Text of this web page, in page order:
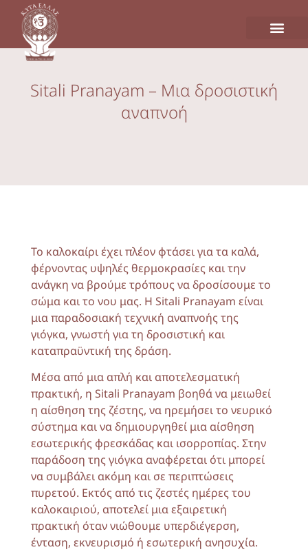
Sitali Pranayam – Μια δροσιστική
αναπνοή
Το καλοκαίρι έχει πλέον φτάσει για τα καλά,
φέρνοντας υψηλές θερμοκρασίες και την
ανάγκη να βρούμε τρόπους να δροσίσουμε το
σώμα και το νου μας. Η Sitali Pranayam είναι
μια παραδοσιακή τεχνική αναπνοής της
γιόγκα, γνωστή για τη δροσιστική και
καταπραϋντική της δράση.
Μέσα από μια απλή και αποτελεσματική
πρακτική, η Sitali Pranayam βοηθά να μειωθεί
η αίσθηση της ζέστης, να ηρεμήσει το νευρικό
σύστημα και να δημιουργηθεί μια αίσθηση
εσωτερικής φρεσκάδας και ισορροπίας. Στην
παράδοση της γιόγκα αναφέρεται ότι μπορεί
να συμβάλει ακόμη και σε περιπτώσεις
πυρετού. Εκτός από τις ζεστές ημέρες του
καλοκαιριού, αποτελεί μια εξαιρετική
πρακτική όταν νιώθουμε υπερδιέγερση,
ένταση, εκνευρισμό ή εσωτερική ανησυχία.